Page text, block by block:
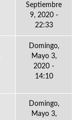
Septiembre
9, 2020 -
22:33
Domingo,
Mayo 3,
2020 -
14:10
Domingo,
Mayo 3,